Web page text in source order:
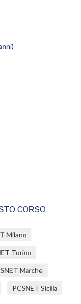
CORSO
Milano
Torino
Marche
PCSNET Sicilia